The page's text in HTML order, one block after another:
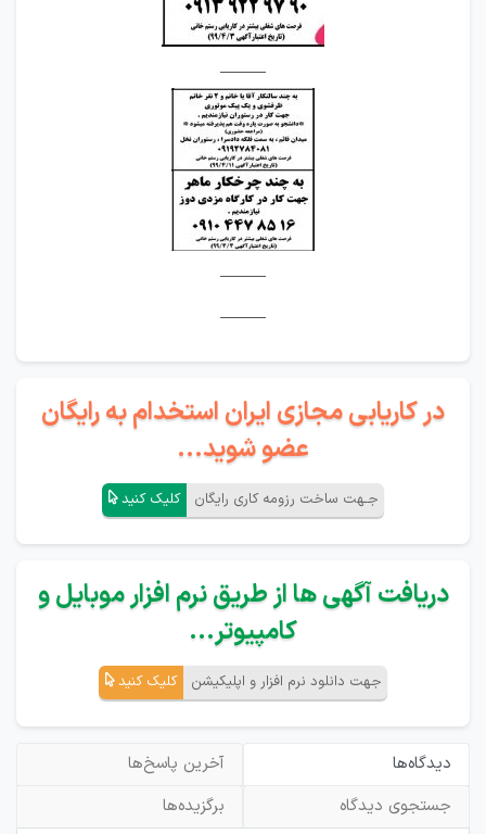
______
______
______
در کاریابی مجازی ایران استخدام به رایگان
عضو شوید...
جـهت ساخت رزومه کاری رایگان کلیک کنید
دریافت آگهی ها از طریق نرم افزار موبایل و
کامپیوتر...
جهت دانلود نرم افزار و اپلیکیشن کلیک کنید
دیدگاه‌ها
آخرین پاسخ‌ها
جستجوی دیدگاه
برگزیده‌ها